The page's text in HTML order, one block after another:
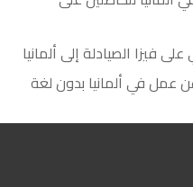
علىفيزا الصيادلة إلى ألمانيا
عمل في ألمانيا بدون لغة